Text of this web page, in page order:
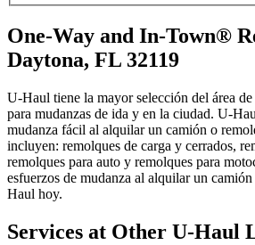
One-Way and In-Town®
Daytona, FL 32119
U-Haul tiene la mayor selección del área
para mudanzas de ida y en la ciudad. U-
mudanza fácil al alquilar un camión o
incluyen: remolques de carga y cerrados,
remolques para auto y remolques para
esfuerzos de mudanza al alquilar un
Haul hoy.
Services at Other U-Haul